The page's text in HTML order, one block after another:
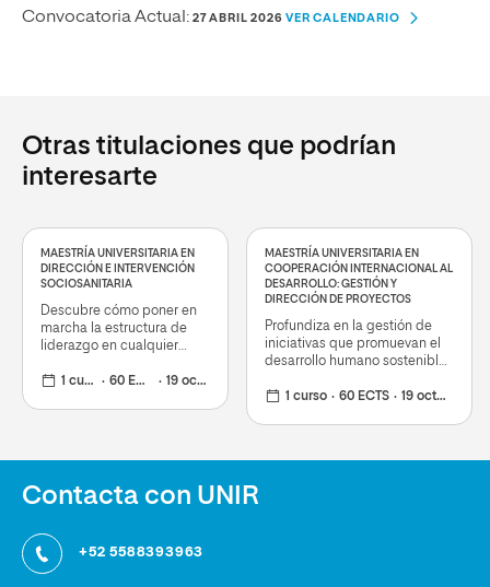
Convocatoria Actual: 27 ABRIL 2026VER CALENDARIO
Otras titulaciones que podrían
interesarte
MAESTRÍA UNIVERSITARIA EN
DIRECCIÓN E INTERVENCIÓN
SOCIOSANITARIA
Descubre cómo poner en
marcha la estructura de
liderazgo en cualquier
índole
1 curso 60 ECTS 19 octubre 2026
MAESTRÍA UNIVERSITARIA EN
COOPERACIÓN INTERNACIONAL AL
DESARROLLO: GESTIÓN Y
DIRECCIÓN DE PROYECTOS
Profundiza en la gestión de
iniciativas que promuevan el
desarrollo humano sostenible
1 curso
60 ECTS 19 octubre 2026
Contacta con UNIR
+52 5588393963